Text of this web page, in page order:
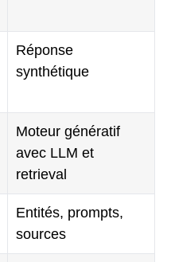
Réponse
synthétique
Moteur génératif
avec LLM et
retrieval
Entités, prompts,
sources